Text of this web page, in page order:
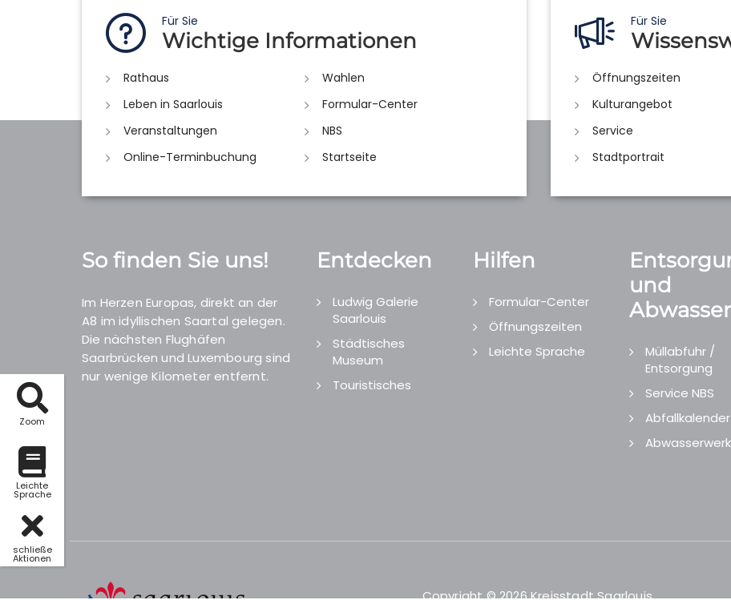
Zoom
Leichte
Sprache
schließe
Aktionen
Für Sie
Wichtige Informationen
Rathaus
Wahlen
Leben in Saarlouis
Formular-Center
Veranstaltungen
NBS
Online-Terminbuchung
Startseite
Für Sie
Öffnungszeiten
Kulturangebot
Service
Stadtportrait
So finden Sie uns!
Im Herzen Europas, direkt an der
A8 im idyllischen Saartal gelegen.
Die nächsten Flughäfen
Saarbrücken und Luxembourg sind
nur wenige Kilometer entfernt.
Entdecken
Ludwig Galerie
Saarlouis
Städtisches
Museum
Touristisches
Hilfen
Formular-Center
Öffnungszeiten
Leichte Sprache
und
Abwasser
Müllabfuhr /
Entsorgung
Service NBS
Abfallkalender
Abwasserwerk
Copyright © 2026 Kreisstadt Saarlouis.